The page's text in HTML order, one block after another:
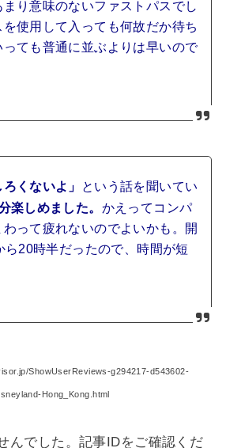
り意味のないファストパスでし
使用して入っても何故だか待ち
ても普通に並ぶよりは早いので
くないよ」
という話を聞いてい
楽しめました。 かえってコンパ
って疲れないのでよいかも。開
ら20時半だったので、時間が短
ShowUserReviews-g294217-d543602-
Hong_Kong.html
んでした。記事IDをご確認くだ